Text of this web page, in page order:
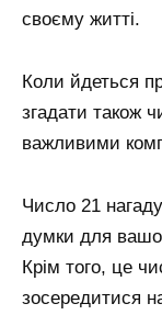
своєму житті.
Коли йдеться
згадати також
важливими
Число 21
думки для
Крім того, це
зосередитися